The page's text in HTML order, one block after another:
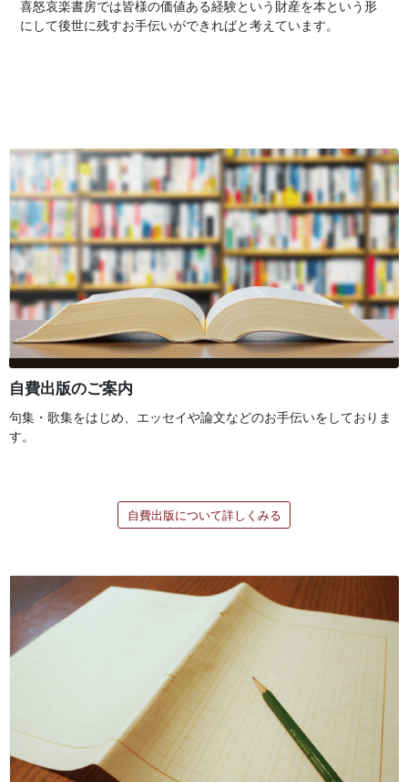
喜怒哀楽書房では皆様の価値ある経験という財産を本という形
にして後世に残すお手伝いができればと考えています。
自費出版のご案内
句集・歌集をはじめ、エッセイや論文などのお手伝いをしておりま
す。
自費出版について詳しくみる